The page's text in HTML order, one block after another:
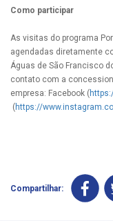
Como participar
As visitas do programa
agendadas diretamente
Águas de São Francisco
contato com a
empresa: Facebook (
( https://
Compartilhar: